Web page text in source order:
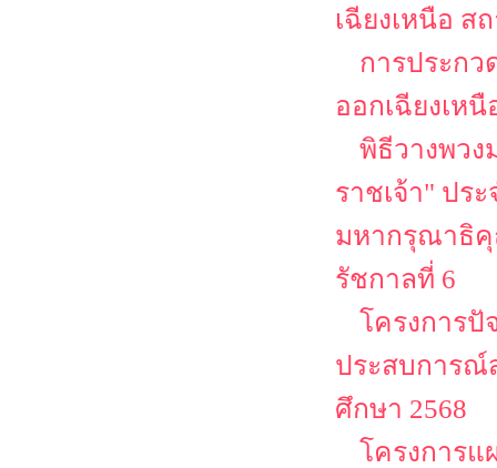
เฉียงเหนือ ส
การประก
ออกเฉียงเห
พิธีวางพวง
ราชเจ้า" ปร
มหากรุณาธิคุ
รัชกาลที่ 6
โครงการปั
ประสบการณ์
ศึกษา 2568
โครงการ